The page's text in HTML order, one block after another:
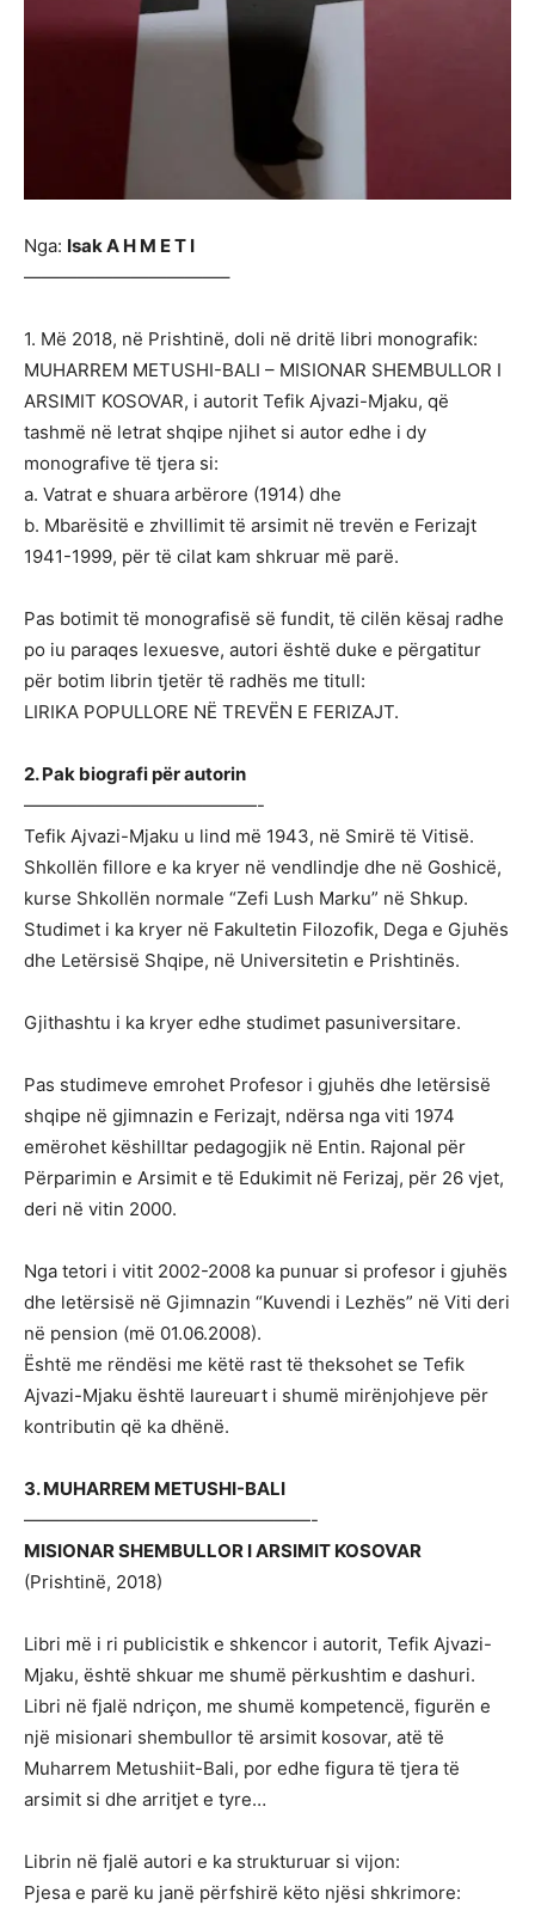
Nga: Isak A H M E T I
———————————–
1. Më 2018, në Prishtinë, doli në dritë libri monografik:
MUHARREM METUSHI-BALI – MISIONAR SHEMBULLOR I
ARSIMIT KOSOVAR, i autorit Tefik Ajvazi-Mjaku, që
tashmë në letrat shqipe njihet si autor edhe i dy
monografive të tjera si:
a. Vatrat e shuara arbërore (1914) dhe
b. Mbarësitë e zhvillimit të arsimit në trevën e Ferizajt
1941-1999, për të cilat kam shkruar më parë.
Pas botimit të monografisë së fundit, të cilën kësaj radhe
po iu paraqes lexuesve, autori është duke e përgatitur
për botim librin tjetër të radhës me titull:
LIRIKA POPULLORE NË TREVËN E FERIZAJT.
2. Pak biografi për autorin
—————————————-
Tefik Ajvazi-Mjaku u lind më 1943, në Smirë të Vitisë.
Shkollën fillore e ka kryer në vendlindje dhe në Goshicë,
kurse Shkollën normale “Zefi Lush Marku” në Shkup.
Studimet i ka kryer në Fakultetin Filozofik, Dega e Gjuhës
dhe Letërsisë Shqipe, në Universitetin e Prishtinës.
Gjithashtu i ka kryer edhe studimet pasuniversitare.
Pas studimeve emrohet Profesor i gjuhës dhe letërsisë
shqipe në gjimnazin e Ferizajt, ndërsa nga viti 1974
emërohet këshilltar pedagogjik në Entin. Rajonal për
Përparimin e Arsimit e të Edukimit në Ferizaj, për 26 vjet,
deri në vitin 2000.
Nga tetori i vitit 2002-2008 ka punuar si profesor i gjuhës
dhe letërsisë në Gjimnazin “Kuvendi i Lezhës” në Viti deri
në pension (më 01.06.2008).
Është me rëndësi me këtë rast të theksohet se Tefik
Ajvazi-Mjaku është laureuart i shumë mirënjohjeve për
kontributin që ka dhënë.
3. MUHARREM METUSHI-BALI
————————————————-
MISIONAR SHEMBULLOR I ARSIMIT KOSOVAR
(Prishtinë, 2018)
Libri më i ri publicistik e shkencor i autorit, Tefik Ajvazi-
Mjaku, është shkuar me shumë përkushtim e dashuri.
Libri në fjalë ndriçon, me shumë kompetencë, figurën e
një misionari shembullor të arsimit kosovar, atë të
Muharrem Metushiit-Bali, por edhe figura të tjera të
arsimit si dhe arritjet e tyre…
Librin në fjalë autori e ka strukturuar si vijon:
Pjesa e parë ku janë përfshirë këto njësi shkrimore: